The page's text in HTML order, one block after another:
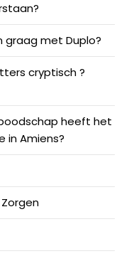
graag met Duplo?
cryptisch ?
heeft het
in Amiens?